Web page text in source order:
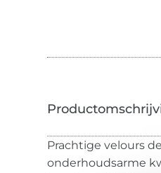
Prachtige velours
onderhoudsarme